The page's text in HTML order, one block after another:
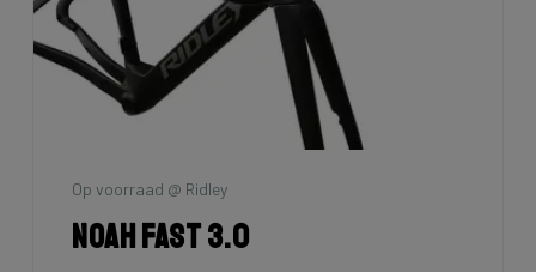
Op voorraad @ Ridley
Noah Fast 3.0